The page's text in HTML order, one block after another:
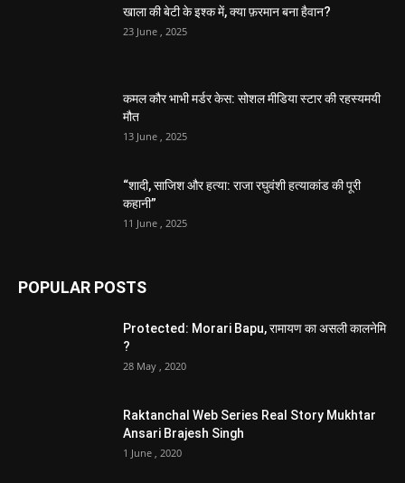
खाला की बेटी के इश्क में, क्या फ़रमान बना हैवान?
23 June , 2025
कमल कौर भाभी मर्डर केस: सोशल मीडिया स्टार की रहस्यमयी
मौत
13 June , 2025
“शादी, साजिश और हत्या: राजा रघुवंशी हत्याकांड की पूरी
कहानी”
11 June , 2025
POPULAR POSTS
Protected: Morari Bapu, रामायण का असली कालनेमि
?
28 May , 2020
Raktanchal Web Series Real Story Mukhtar
Ansari Brajesh Singh
1 June , 2020